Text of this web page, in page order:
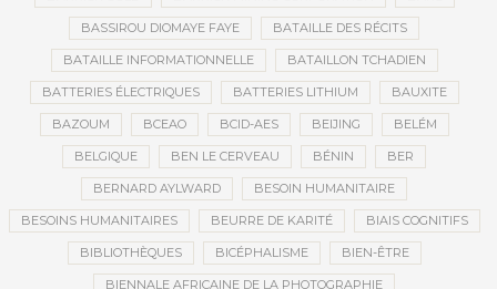
BASSIROU DIOMAYE FAYE BATAILLE DES RÉCITS
BATAILLE INFORMATIONNELLE BATAILLON TCHADIEN
BATTERIES ÉLECTRIQUES BATTERIES LITHIUM BAUXITE
BAZOUM BCEAO BCID-AES BEIJING BELÉM
BELGIQUE BEN LE CERVEAU BÉNIN BER
BERNARD AYLWARD BESOIN HUMANITAIRE
BESOINS HUMANITAIRES BEURRE DE KARITÉ BIAIS COGNITIFS
BIBLIOTHÈQUES BICÉPHALISME BIEN-ÊTRE
BIENNALE AFRICAINE DE LA PHOTOGRAPHIE